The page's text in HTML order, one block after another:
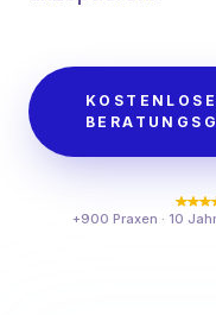
+900 Praxen · 10